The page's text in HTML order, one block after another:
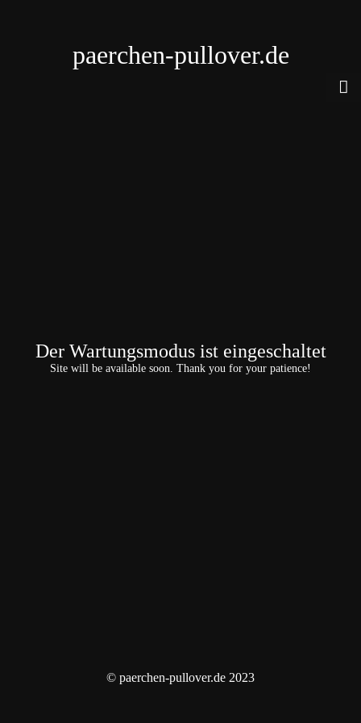
paerchen-pullover.de
Der Wartungsmodus ist eingeschaltet
Site will be available soon. Thank you for your patience!
© paerchen-pullover.de 2023